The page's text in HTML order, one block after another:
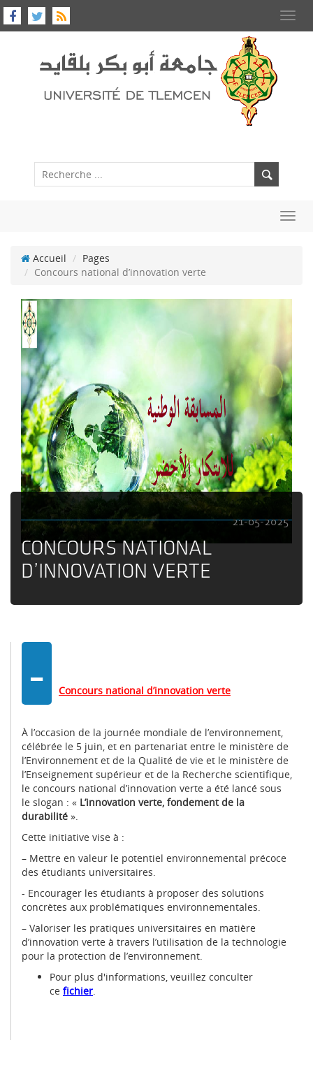
Accueil
Pages
Concours national d’innovation verte
21-05-2025
CONCOURS NATIONAL
D’INNOVATION VERTE
- Concours national d’innovation verte
À l’occasion de la journée mondiale de l’environnement,
célébrée le 5 juin, et en partenariat entre le ministère de
l’Environnement et de la Qualité de vie et le ministère de
l’Enseignement supérieur et de la Recherche scientifique,
le concours national d’innovation verte a été lancé sous
le slogan : « L’innovation verte, fondement de la
durabilité ».
Cette initiative vise à :
– Mettre en valeur le potentiel environnemental précoce
des étudiants universitaires.
- Encourager les étudiants à proposer des solutions
concrètes aux problématiques environnementales.
– Valoriser les pratiques universitaires en matière
d’innovation verte à travers l’utilisation de la technologie
pour la protection de l’environnement.
Pour plus d'informations, veuillez conculter
ce fichier.